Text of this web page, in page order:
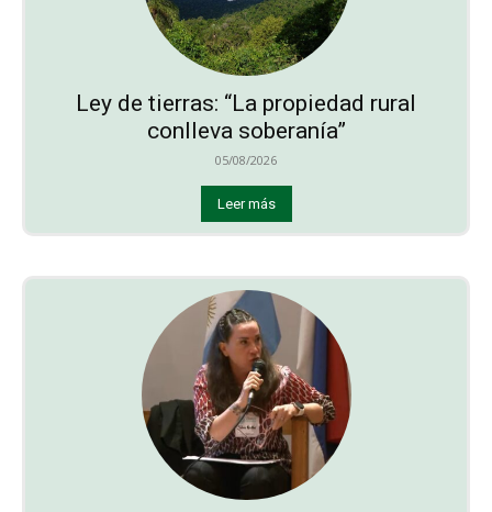
Ley de tierras: “La propiedad rural
conlleva soberanía”
05/08/2026
Leer más